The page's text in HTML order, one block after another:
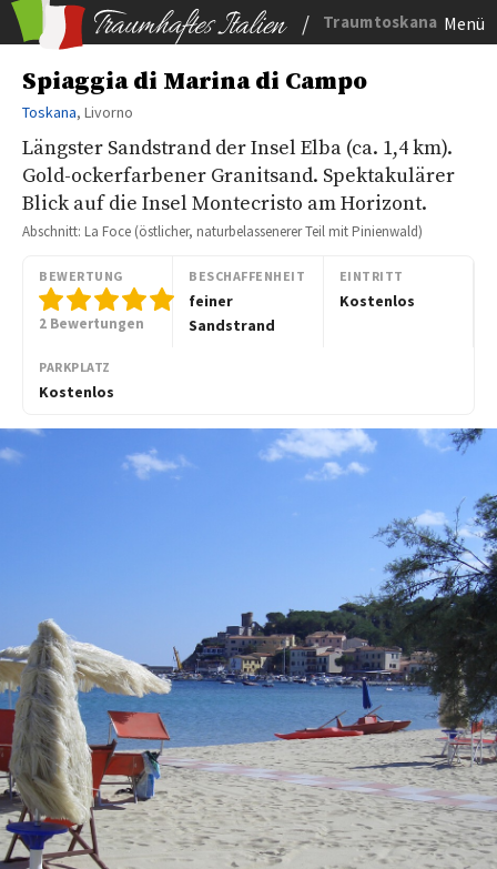
/ Traumtoskana Menü
Spiaggia di Marina di Campo
Toskana, Livorno
Längster Sandstrand der Insel Elba (ca. 1,4 km).
Gold-ockerfarbener Granitsand. Spektakulärer
Blick auf die Insel Montecristo am Horizont.
Abschnitt: La Foce (östlicher, naturbelassenerer Teil mit Pinienwald)
BEWERTUNG
2 Bewertungen
BESCHAFFENHEIT
feiner
Sandstrand
EINTRITT
Kostenlos
PARKPLATZ
Kostenlos